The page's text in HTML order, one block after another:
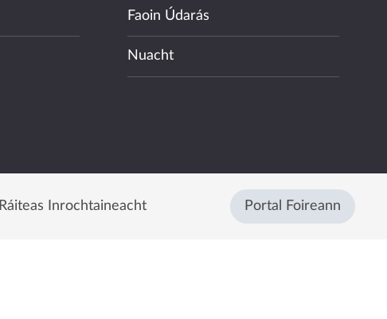
Faoin Údarás
Nuacht
Ráiteas Inrochtaineacht Portal Foireann